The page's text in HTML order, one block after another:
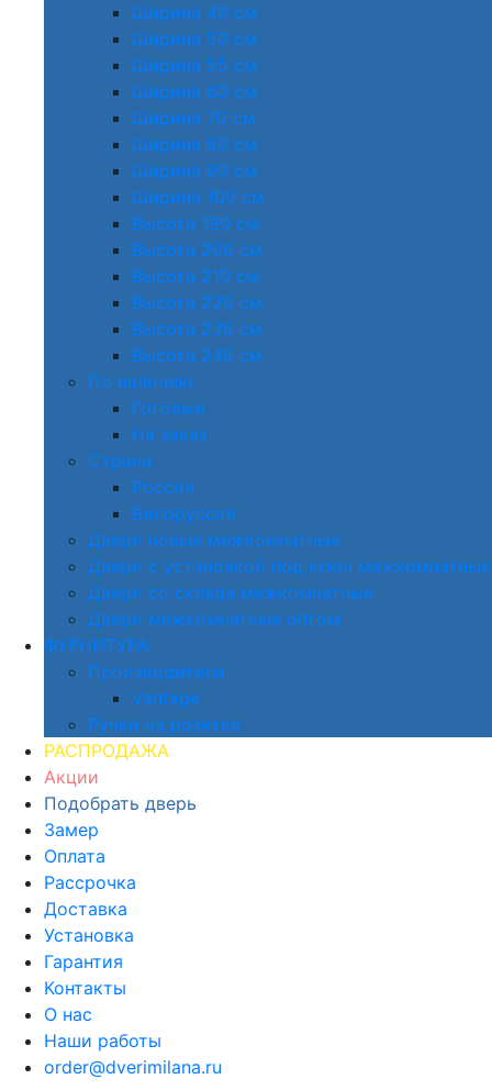
Ширина 40 см
Ширина 50 см
Ширина 55 см
Ширина 60 см
Ширина 70 см
Ширина 80 см
Ширина 90 см
Ширина 100 см
Высота 190 см
Высота 200 см
Высота 210 см
Высота 220 см
Высота 230 см
Высота 240 см
По наличию
Готовые
На заказ
Страна
Россия
Белоруссия
Двери новые межкомнатные
Двери с установкой под ключ межкомнатные
Двери со склада межкомнатные
Двери межкомнатные оптом
ФУРНИТУРА
Производители
Vantage
Ручки на розетке
РАСПРОДАЖА
Акции
Подобрать дверь
Замер
Оплата
Рассрочка
Доставка
Установка
Гарантия
Контакты
О нас
Наши работы
order@dverimilana.ru